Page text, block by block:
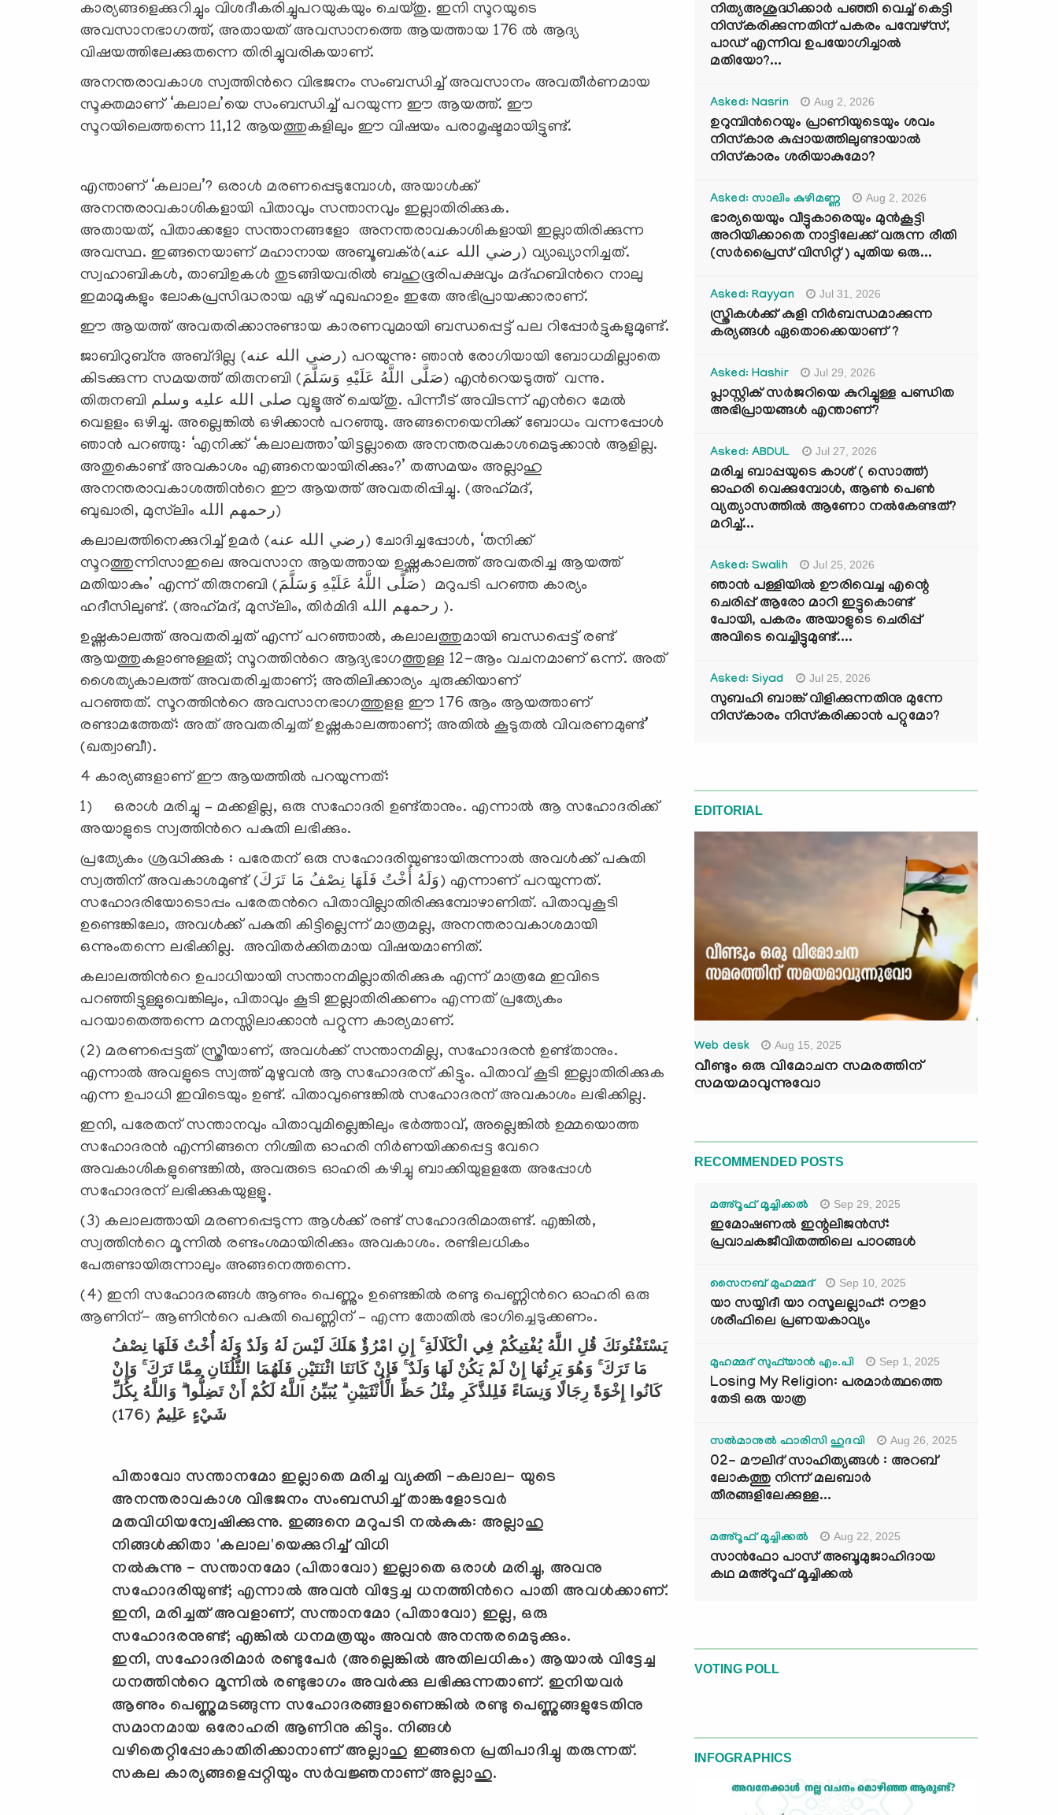
കാര്യങ്ങളെക്കുറിച്ചും വിശദീകരിച്ചുപറയുകയും ചെയ്തു. ഇനി സൂറയുടെ
അവസാനഭാഗത്ത്, അതായത് അവസാനത്തെ ആയത്തായ 176 ല്‍ ആദ്യ
വിഷയത്തിലേക്കുതന്നെ തിരിച്ചുവരികയാണ്.
അനന്തരാവകാശ സ്വത്തിന്‍റെ വിഭജനം സംബന്ധിച്ച് അവസാനം അവതീര്‍ണമായ
സൂക്തമാണ് ‘കലാല’യെ സംബന്ധിച്ച് പറയുന്ന ഈ ആയത്ത്. ഈ
സൂറയിലെത്തന്നെ 11,12 ആയത്തുകളിലും ഈ വിഷയം പരാമൃഷ്ടമായിട്ടുണ്ട്.
എന്താണ് ‘കലാല’? ഒരാള്‍ മരണപ്പെടുമ്പോള്‍, അയാള്‍ക്ക്
അനന്തരാവകാശികളായി പിതാവും സന്താനവും ഇല്ലാതിരിക്കുക.
അതായത്, പിതാക്കളോ സന്താനങ്ങളോ അനന്തരാവകാശികളായി ഇല്ലാതിരിക്കുന്ന
അവസ്ഥ. ഇങ്ങനെയാണ് മഹാനായ അബൂബക്ര്‍(رضي الله عنه) വ്യാഖ്യാനിച്ചത്.
സ്വഹാബികള്‍, താബിഉകള്‍ തുടങ്ങിയവരില്‍ ബഹുഭൂരിപക്ഷവും മദ്ഹബിന്‍റെ നാലു
ഇമാമുകളും ലോകപ്രസിദ്ധരായ ഏഴ് ഫുഖഹാഉം ഇതേ അഭിപ്രായക്കാരാണ്.
ഈ ആയത്ത് അവതരിക്കാനുണ്ടായ കാരണവുമായി ബന്ധപ്പെട്ട് പല റിപ്പോര്‍ട്ടുകളുമുണ്ട്.
ജാബിറുബ്നു അബ്‌ദില്ല (رضي الله عنه) പറയുന്നു: ഞാന്‍ രോഗിയായി ബോധമില്ലാതെ
കിടക്കുന്ന സമയത്ത് തിരുനബി (صَلَّى اللَّهُ عَلَيْهِ وَسَلَّمَ) എന്‍റെയടുത്ത് വന്നു.
തിരുനബി صلى الله عليه وسلم വുളൂഅ് ചെയ്തു. പിന്നീട് അവിടന്ന് എന്‍റെ മേല്‍
വെളളം ഒഴിച്ചു. അല്ലെങ്കില്‍ ഒഴിക്കാന്‍ പറഞ്ഞു. അങ്ങനെയെനിക്ക് ബോധം വന്നപ്പോള്‍
ഞാന്‍ പറഞ്ഞു: ‘എനിക്ക് ‘കലാലത്താ’യിട്ടല്ലാതെ അനന്തരവകാശമെടുക്കാന്‍ ആളില്ല.
അതുകൊണ്ട് അവകാശം എങ്ങനെയായിരിക്കും?’ തത്സമയം അല്ലാഹു
അനന്തരാവകാശത്തിന്‍റെ ഈ ആയത്ത് അവതരിപ്പിച്ചു. (അഹ്‍മദ്,
ബുഖാരി, മുസ്‍ലിം رحمهم الله)
കലാലത്തിനെക്കുറിച്ച് ഉമര്‍ (رضي الله عنه) ചോദിച്ചപ്പോള്‍, ‘തനിക്ക്
സൂറത്തുന്നിസാഇലെ അവസാന ആയത്തായ ഉഷ്ണകാലത്ത് അവതരിച്ച ആയത്ത്
മതിയാകും’ എന്ന് തിരുനബി (صَلَّى اللَّهُ عَلَيْهِ وَسَلَّمَ) മറുപടി പറഞ്ഞ കാര്യം
ഹദീസിലുണ്ട്. (അഹ്‍മദ്, മുസ്‍ലിം, തിര്‍മിദി رحمهم الله ).
ഉഷ്ണകാലത്ത് അവതരിച്ചത് എന്ന് പറഞ്ഞാല്‍, കലാലത്തുമായി ബന്ധപ്പെട്ട് രണ്ട്
ആയത്തുകളാണുള്ളത്; സൂറത്തിന്‍റെ ആദ്യഭാഗത്തുള്ള 12-ആം വചനമാണ് ഒന്ന്. അത്
ശൈത്യകാലത്ത് അവതരിച്ചതാണ്; അതിലിക്കാര്യം ചുരുക്കിയാണ്
പറഞ്ഞത്. സൂറത്തിന്‍റെ അവസാനഭാഗത്തുളള ഈ 176 ആം ആയത്താണ്
രണ്ടാമത്തേത്: അത് അവതരിച്ചത് ഉഷ്ണകാലത്താണ്; അതില്‍ കൂടുതല്‍ വിവരണമുണ്ട്’
(ഖത്വാബീ).
4 കാര്യങ്ങളാണ് ഈ ആയത്തില്‍ പറയുന്നത്:
1) ഒരാള്‍ മരിച്ചു – മക്കളില്ല, ഒരു സഹോദരി ഉണ്ട്താനും. എന്നാല്‍ ആ സഹോദരിക്ക്
അയാളുടെ സ്വത്തിന്‍റെ പകുതി ലഭിക്കും.
പ്രത്യേകം ശ്രദ്ധിക്കുക : പരേതന് ഒരു സഹോദരിയുണ്ടായിരുന്നാല്‍ അവള്‍ക്ക് പകുതി
സ്വത്തിന് അവകാശമുണ്ട് (وَلَهُ أُخْتٌ فَلَهَا نِصْفُ مَا تَرَكَ) എന്നാണ് പറയുന്നത്.
സഹോദരിയോടൊപ്പം പരേതന്‍റെ പിതാവില്ലാതിരിക്കുമ്പോഴാണിത്. പിതാവുകൂടി
ഉണ്ടെങ്കിലോ, അവള്‍ക്ക് പകുതി കിട്ടില്ലെന്ന് മാത്രമല്ല, അനന്തരാവകാശമായി
ഒന്നുംതന്നെ ലഭിക്കില്ല. അവിതര്‍ക്കിതമായ വിഷയമാണിത്.
കലാലത്തിന്‍റെ ഉപാധിയായി സന്താനമില്ലാതിരിക്കുക എന്ന് മാത്രമേ ഇവിടെ
പറഞ്ഞിട്ടുള്ളുവെങ്കിലും, പിതാവും കൂടി ഇല്ലാതിരിക്കണം എന്നത് പ്രത്യേകം
പറയാതെത്തന്നെ മനസ്സിലാക്കാന്‍ പറ്റുന്ന കാര്യമാണ്.
(2) മരണപ്പെട്ടത് സ്ത്രീയാണ്, അവള്‍ക്ക് സന്താനമില്ല, സഹോദരന്‍ ഉണ്ട്താനും.
എന്നാല്‍ അവളുടെ സ്വത്ത് മുഴുവന്‍ ആ സഹോദരന് കിട്ടും. പിതാവ് കൂടി ഇല്ലാതിരിക്കുക
എന്ന ഉപാധി ഇവിടെയും ഉണ്ട്. പിതാവുണ്ടെങ്കില്‍ സഹോദരന് അവകാശം ലഭിക്കില്ല.
ഇനി, പരേതന് സന്താനവും പിതാവുമില്ലെങ്കിലും ഭര്‍ത്താവ്, അല്ലെങ്കില്‍ ഉമ്മയൊത്ത
സഹോദരന്‍ എന്നിങ്ങനെ നിശ്ചിത ഓഹരി നിര്‍ണയിക്കപ്പെട്ട വേറെ
അവകാശികളുണ്ടെങ്കില്‍, അവരുടെ ഓഹരി കഴിച്ചു ബാക്കിയുളളതേ അപ്പോള്‍
സഹോദരന് ലഭിക്കുകയുളളൂ.
(3) കലാലത്തായി മരണപ്പെടുന്ന ആള്‍ക്ക് രണ്ട് സഹോദരിമാരുണ്ട്. എങ്കില്‍,
സ്വത്തിന്‍റെ മൂന്നില്‍ രണ്ടംശമായിരിക്കും അവകാശം. രണ്ടിലധികം
പേരുണ്ടായിരുന്നാലും അങ്ങനെത്തന്നെ.
(4) ഇനി സഹോദരങ്ങള്‍ ആണും പെണ്ണും ഉണ്ടെങ്കില്‍ രണ്ടു പെണ്ണിന്‍റെ ഓഹരി ഒരു
ആണിന്- ആണിന്‍റെ പകുതി പെണ്ണിന് – എന്ന തോതില്‍ ഭാഗിച്ചെടുക്കണം.
يَسْتَفْتُونَكَ قُلِ اللَّهُ يُفْتِيكُمْ فِي الْكَلَالَةِ ۚ إِنِ امْرُؤٌ هَلَكَ لَيْسَ لَهُ وَلَدٌ وَلَهُ أُخْتٌ فَلَهَا نِصْفُ
مَا تَرَكَ ۚ وَهُوَ يَرِثُهَا إِنْ لَمْ يَكُنْ لَهَا وَلَدٌ ۚ فَإِنْ كَانَتَا اثْنَتَيْنِ فَلَهُمَا الثُّلُثَانِ مِمَّا تَرَكَ ۚ وَإِنْ
كَانُوا إِخْوَةً رِجَالًا وَنِسَاءً فَلِلذَّكَرِ مِثْلُ حَظِّ الْأُنْثَيَيْنِ ۗ يُبَيِّنُ اللَّهُ لَكُمْ أَنْ تَضِلُّوا ۗ وَاللَّهُ بِكُلِّ
شَيْءٍ عَلِيمٌ (176)
പിതാവോ സന്താനമോ ഇല്ലാതെ മരിച്ച വ്യക്തി -കലാല- യുടെ
അനന്തരാവകാശ വിഭജനം സംബന്ധിച്ച് താങ്കളോടവര്‍
മതവിധിയന്വേഷിക്കുന്നു. ഇങ്ങനെ മറുപടി നല്‍കുക: അല്ലാഹു
നിങ്ങള്‍ക്കിതാ 'കലാല'യെക്കുറിച്ച് വിധി
നല്‍കുന്നു - സന്താനമോ (പിതാവോ) ഇല്ലാതെ ഒരാള്‍ മരിച്ചു, അവനു
സഹോദരിയുണ്ട്; എന്നാല്‍ അവന്‍ വിട്ടേച്ച ധനത്തിന്‍റെ പാതി അവള്‍ക്കാണ്.
ഇനി, മരിച്ചത് അവളാണ്, സന്താനമോ (പിതാവോ) ഇല്ല, ഒരു
സഹോദരനുണ്ട്; എങ്കില്‍ ധനമത്രയും അവന്‍ അനന്തരമെടുക്കും.
ഇനി, സഹോദരിമാര്‍ രണ്ടുപേര്‍ (അല്ലെങ്കില്‍ അതിലധികം) ആയാല്‍ വിട്ടേച്ച
ധനത്തിന്‍റെ മൂന്നില്‍ രണ്ടുഭാഗം അവര്‍ക്കു ലഭിക്കുന്നതാണ്. ഇനിയവര്‍
ആണും പെണ്ണുമടങ്ങുന്ന സഹോദരങ്ങളാണെങ്കില്‍ രണ്ടു പെണ്ണുങ്ങളുടേതിനു
സമാനമായ ഒരോഹരി ആണിനു കിട്ടും. നിങ്ങള്‍
വഴിതെറ്റിപ്പോകാതിരിക്കാനാണ് അല്ലാഹു ഇങ്ങനെ പ്രതിപാദിച്ചു തരുന്നത്.
സകല കാര്യങ്ങളെപ്പറ്റിയും സര്‍വജ്ഞനാണ് അല്ലാഹു.
നിത്യഅശുദ്ധിക്കാർ പഞ്ഞി വെച്ച് കെട്ടി
നിസ്കരിക്കുന്നതിന് പകരം പമ്പേഴ്സ്,
പാഡ് എന്നിവ ഉപയോഗിച്ചാൽ
മതിയോ?...
Asked: Nasrin Aug 2, 2026
ഉറുമ്പിന്‍റെയും പ്രാണിയുടെയും ശവം
നിസ്കാര കുപ്പായത്തിലുണ്ടായാൽ
നിസ്കാരം ശരിയാകുമോ?
Asked: സാലിം കുഴിമണ്ണ Aug 2, 2026
ഭാര്യയെയും വീട്ടുകാരെയും മുൻകൂട്ടി
അറിയിക്കാതെ നാട്ടിലേക്ക് വരുന്ന രീതി
(സർപ്രൈസ് വിസിറ്റ് ) പുതിയ ഒരു...
Asked: Rayyan Jul 31, 2026
സ്ത്രികൾക്ക് കുളി നിർബന്ധമാക്കുന്ന
കര്യങ്ങൾ ഏതൊക്കെയാണ് ?
Asked: Hashir Jul 29, 2026
പ്ലാസ്റ്റിക് സർജറിയെ കുറിച്ചുള്ള പണ്ഡിത
അഭിപ്രായങ്ങൾ എന്താണ്?
Asked: ABDUL Jul 27, 2026
മരിച്ച ബാപ്പയുടെ കാശ് ( സൊത്ത്)
ഓഹരി വെക്കുമ്പോൾ, ആണ്‍ പെണ്‍
വ്യത്യാസത്തില്‍ ആണോ നല്‍കേണ്ടത്?
മറിച്ച്...
Asked: Swalih Jul 25, 2026
ഞാൻ പള്ളിയിൽ ഊരിവെച്ച എന്റെ
ചെരിപ്പ് ആരോ മാറി ഇട്ടുകൊണ്ട്
പോയി, പകരം അയാളുടെ ചെരിപ്പ്
അവിടെ വെച്ചിട്ടുമുണ്ട്....
Asked: Siyad Jul 25, 2026
സുബഹി ബാങ്ക് വിളിക്കുന്നതിനു മുന്നേ
നിസ്കാരം നിസ്കരിക്കാൻ പറ്റുമോ?
EDITORIAL
Web desk Aug 15, 2025
വീണ്ടും ഒരു വിമോചന സമരത്തിന്
സമയമാവുന്നുവോ
RECOMMENDED POSTS
മഅ്റൂഫ് മൂച്ചിക്കല്‍ Sep 29, 2025
ഇമോഷണൽ ഇന്റലിജൻസ്:
പ്രവാചകജീവിതത്തിലെ പാഠങ്ങൾ
സൈനബ് മുഹമ്മദ് Sep 10, 2025
യാ സയ്യിദീ യാ റസൂലല്ലാഹ്: റൗളാ
ശരീഫിലെ പ്രണയകാവ്യം
മുഹമ്മദ് സുഫ്‌യാൻ എം.പി Sep 1, 2025
Losing My Religion: പരമാർത്ഥത്തെ
തേടി ഒരു യാത്ര
സൽമാനുൽ ഫാരിസി ഹുദവി Aug 26, 2025
02- മൗലിദ് സാഹിത്യങ്ങൾ : അറബ്
ലോകത്തു നിന്ന് മലബാർ
തീരങ്ങളിലേക്കുള്ള...
മഅ്റൂഫ് മൂച്ചിക്കല്‍ Aug 22, 2025
സാൻഫോ പാസ് അബൂമുജാഹിദായ
കഥ മഅ്റൂഫ് മൂച്ചിക്കല്‍
VOTING POLL
INFOGRAPHICS